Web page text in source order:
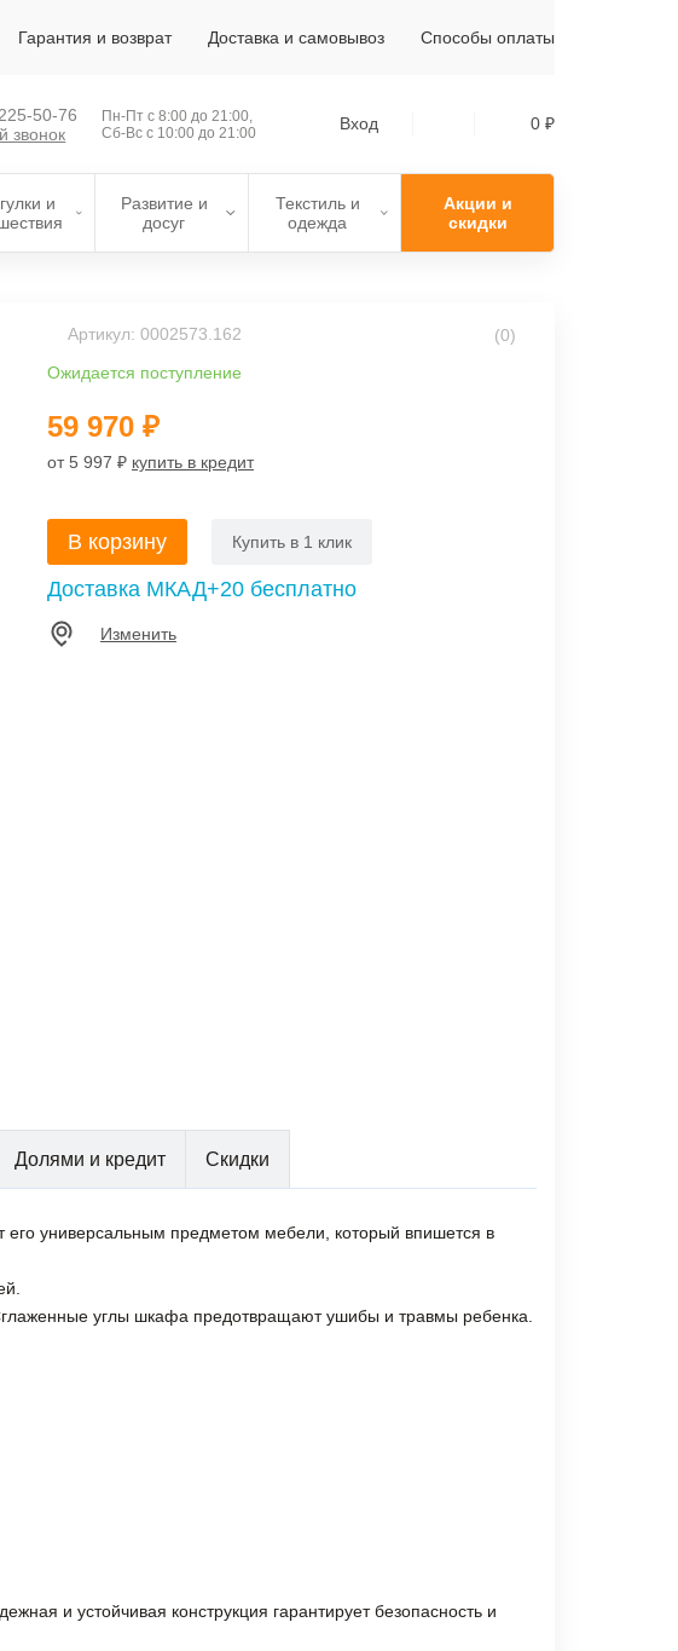
Гарантия и возврат Доставка и самовывоз Способы оплаты
225-50-76
звонок
Пн-Пт с 8:00 до 21:00,
Сб-Вс с 10:00 до 21:00
Вход 0 ₽
и
Развитие и
досуг
Текстиль и
одежда
Акции и
скидки
Артикул: 0002573.162
(0)
Ожидается поступление
59 970 ₽
от 5 997 ₽ купить в кредит
Изменить
В корзину Купить в 1 клик
Доставка МКАД+20 бесплатно
Долями и кредит Скидки
универсальным предметом мебели, который впишется в
углы шкафа предотвращают ушибы и травмы ребенка.
и устойчивая конструкция гарантирует безопасность и